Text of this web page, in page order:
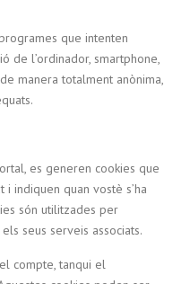
que intenten
de l’ordinador, smartphone,
manera totalment anònima,
es generen cookies que
indiquen quan vostè s’ha
són utilitzades per
seus serveis associats.
compte, tanqui el